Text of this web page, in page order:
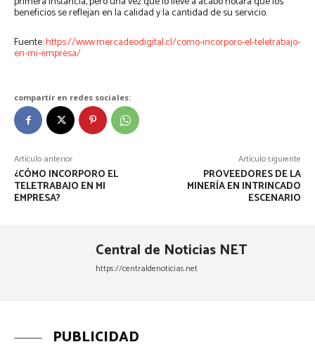
beneficios se reflejan en la calidad y la cantidad de su servicio.
Fuente:https://www.mercadeodigital.cl/como-incorporo-el-teletrabajo-
en-mi-empresa/
compartir en redes sociales:
Artículo anterior
¿CÓMO INCORPORO EL
TELETRABAJO EN MI
EMPRESA?
Artículo siguiente
PROVEEDORES DE LA
MINERÍA EN INTRINCADO
ESCENARIO
Central de Noticias NET
https://centraldenoticias.net
PUBLICIDAD